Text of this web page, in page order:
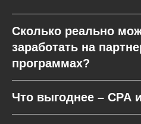
Сколько реально
заработать на
программах?
Что выгоднее – CPA